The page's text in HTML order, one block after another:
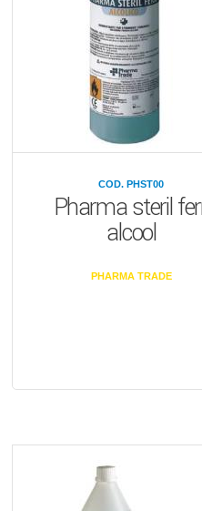
COD. PHST00
Pharma steril
alcool
PHARMA TRADE